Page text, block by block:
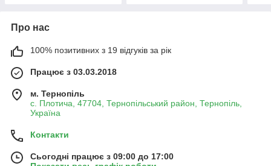
Про нас
100% позитивних з 19 відгуків за рік
Працює з 03.03.2018
м. Тернопіль
с. Плотича, 47704, Тернопільський район, Тернопіль,
Україна
Контакти
Сьогодні працює з 09:00 до 17:00